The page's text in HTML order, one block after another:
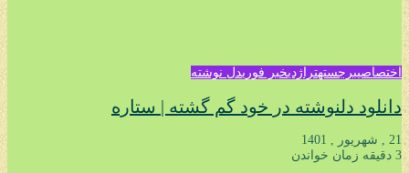
اختصاصیبرجستهتراژدیخبر فوریدل نوشته
دانلود دلنوشته در خود گم گشته | ستاره
21 , شهریور , 1401
3 دقیقه زمان خواندن